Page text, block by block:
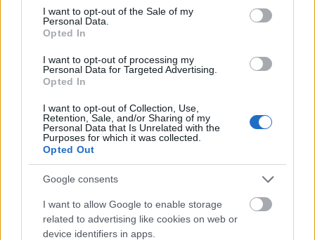
consent section.
I want to opt-out of the Sale of my
Personal Data.
Opted In
I want to opt-out of processing my
Personal Data for Targeted Advertising.
Opted In
I want to opt-out of Collection, Use,
Retention, Sale, and/or Sharing of my
Personal Data that Is Unrelated with the
Purposes for which it was collected.
Opted Out
Google consents
I want to allow Google to enable storage
related to advertising like cookies on web or
device identifiers in apps.
HÍREK 2026. júl. 20.
Mi lett Alain Delon vagyonával? Adóhatósági
csavar a sztoriban